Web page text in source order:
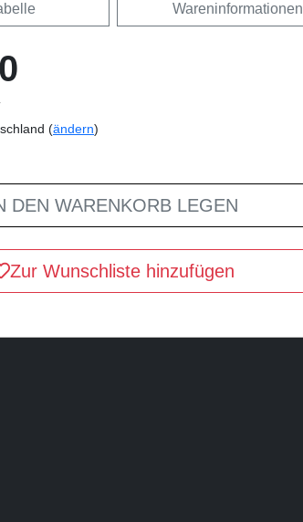
Wareninformationen
(ändern)
DEN WARENKORB LEGEN
Zur Wunschliste hinzufügen